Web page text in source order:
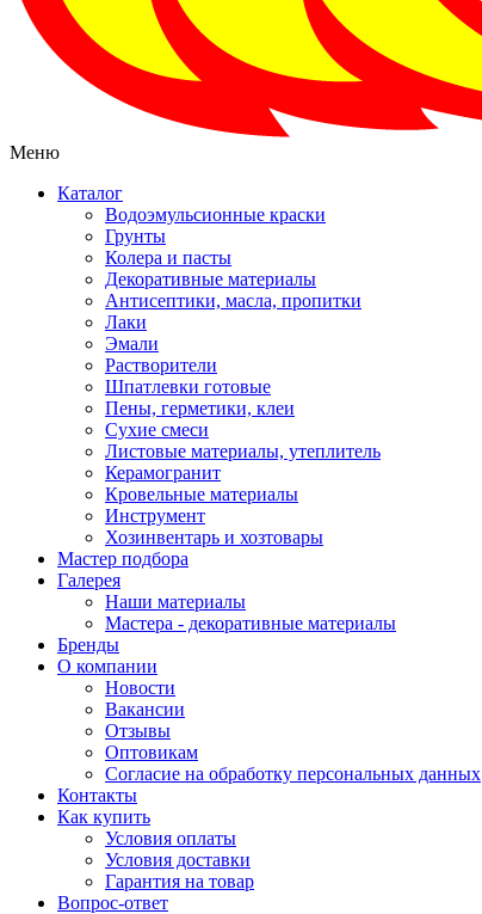
Меню
Каталог
Водоэмульсионные краски
Грунты
Колера и пасты
Декоративные материалы
Антисептики, масла, пропитки
Лаки
Эмали
Растворители
Шпатлевки готовые
Пены, герметики, клеи
Сухие смеси
Листовые материалы, утеплитель
Керамогранит
Кровельные материалы
Инструмент
Хозинвентарь и хозтовары
Мастер подбора
Галерея
Наши материалы
Мастера - декоративные материалы
Бренды
О компании
Новости
Вакансии
Отзывы
Оптовикам
Cогласие на обработку персональных данных
Контакты
Как купить
Условия оплаты
Условия доставки
Гарантия на товар
Вопрос-ответ